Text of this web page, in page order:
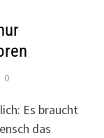
0
Es braucht
das